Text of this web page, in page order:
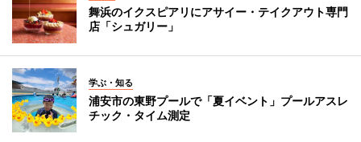
舞浜のイクスピアリにアサイー・テイクアウト専門
店「シュガリー」
学ぶ・知る
浦安市の東野プールで「夏イベント」プールアスレ
チック・タイム測定